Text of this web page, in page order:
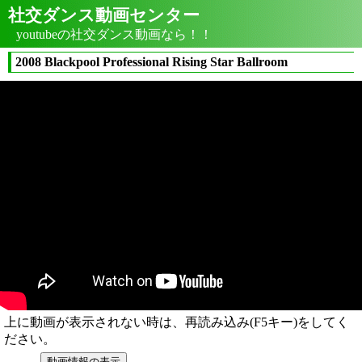
社交ダンス動画センター
youtubeの社交ダンス動画なら！！
2008 Blackpool Professional Rising Star Ballroom
上に動画が表示されない時は、再読み込み(F5キー)をしてく
ださい。